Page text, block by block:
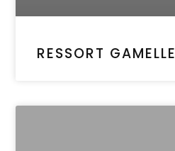
RESSORT GAMELLE